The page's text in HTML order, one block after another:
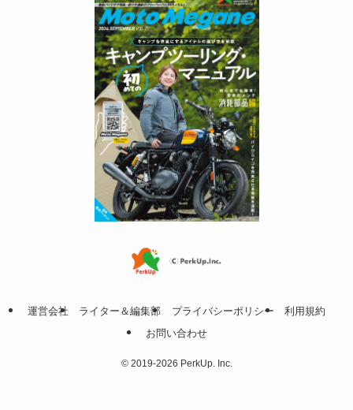
運営会社 ライター＆編集部 プライバシーポリシー
利用規約
お問い合わせ
©2019-2026 PerkUp. Inc.